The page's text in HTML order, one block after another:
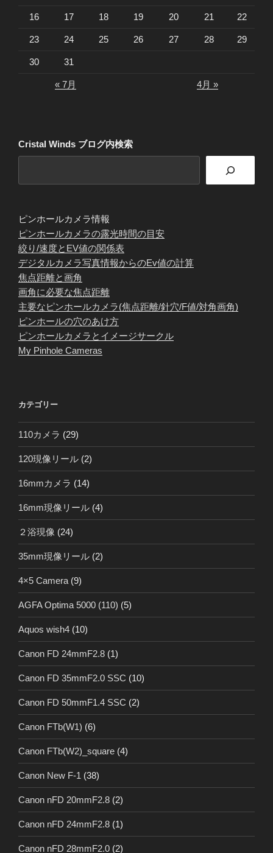
16 17 18 19 20 21 22
23 24 25 26 27 28 29
30 31
« 7月 4月 »
Cristal Winds ブログ内検索
ピンホールカメラ情報
ピンホールカメラの露光時間の目安
絞り/速度とEV値の関係表
デジタルカメラ写真情報からのEv値の計算
焦点距離と画角
画角に必要な焦点距離
主要なピンホールカメラ(焦点距離/針穴/F値/対角画角)
ピンホールの穴のあけ方
ピンホールカメラとイメージサークル
My Pinhole Cameras
カテゴリー
110カメラ (29)
120現像リール (2)
16mmカメラ (14)
16mm現像リール (4)
２浴現像 (24)
35mm現像リール (2)
4×5 Camera (9)
AGFA Optima 5000 (110) (5)
Aquos wish4 (10)
Canon FD 24mmF2.8 (1)
Canon FD 35mmF2.0 SSC (10)
Canon FD 50mmF1.4 SSC (2)
Canon FTb(W1) (6)
Canon FTb(W2)_square (4)
Canon New F-1 (38)
Canon nFD 20mmF2.8 (2)
Canon nFD 24mmF2.8 (1)
Canon nFD 28mmF2.0 (2)